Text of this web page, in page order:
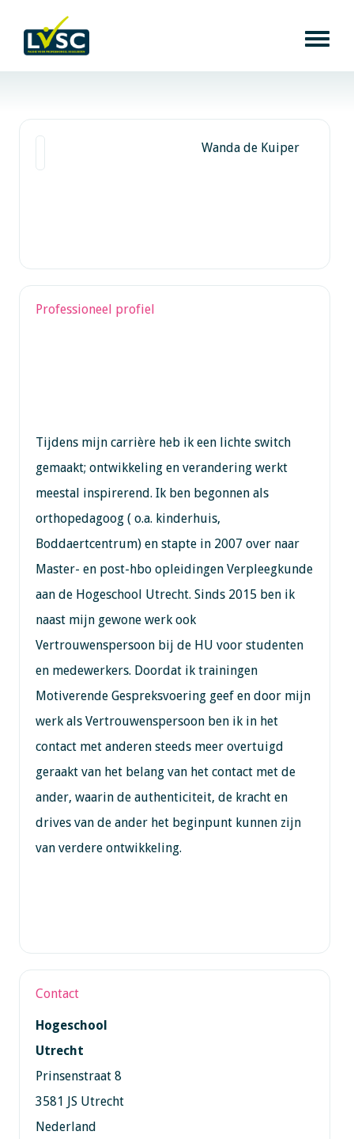
Wanda de Kuiper
Professioneel profiel
Tijdens mijn carrière heb ik een lichte switch
gemaakt; ontwikkeling en verandering werkt
meestal inspirerend. Ik ben begonnen als
orthopedagoog ( o.a. kinderhuis,
Boddaertcentrum) en stapte in 2007 over naar
Master- en post-hbo opleidingen Verpleegkunde
aan de Hogeschool Utrecht. Sinds 2015 ben ik
naast mijn gewone werk ook
Vertrouwenspersoon bij de HU voor studenten
en medewerkers. Doordat ik trainingen
Motiverende Gespreksvoering geef en door mijn
werk als Vertrouwenspersoon ben ik in het
contact met anderen steeds meer overtuigd
geraakt van het belang van het contact met de
ander, waarin de authenticiteit, de kracht en
drives van de ander het beginpunt kunnen zijn
van verdere ontwikkeling.
Contact
Hogeschool
Utrecht
Prinsenstraat 8
3581 JS Utrecht
Nederland